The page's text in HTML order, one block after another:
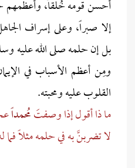
أحسن قومه خُلقاً، وأعظمهم
إلا صبراً، وعلى إسراف
بل إن حلمه صلى الله عليه
ومِن أعظم الأسباب في
القلوب عليه ومحبته.
ما ذا أقول إذا وصفتَمُحمداً
لا تضربنَّ به في حلمه مثلاً